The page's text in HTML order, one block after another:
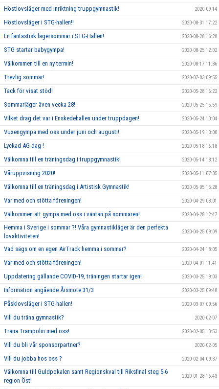
Höstlovsläger med inriktning truppgymnastik! 2020-09-14
Höstlovsläger i STG-hallen!! 2020-08-31 17:22
En fantastisk lägersommar i STG-Hallen! 2020-08-28 16:28
STG startar babygympa! 2020-08-25 12:02
Välkommen till en ny termin! 2020-08-17 11:36
Trevlig sommar! 2020-07-03 09:55
Tack för visat stöd! 2020-05-28 16:22
Sommarläger även vecka 28! 2020-05-25 15:59
Vilket drag det var i Enskedehallen under truppdagen! 2020-05-24 10:04
Vuxengympa med oss under juni och augusti! 2020-05-19 10:00
Lyckad AG-dag ! 2020-05-18 16:18
Välkomna till en träningsdag i truppgymnastik! 2020-05-14 18:12
Våruppvisning 2020! 2020-05-11 07:35
Välkomna till en träningsdag i Artistisk Gymnastik! 2020-05-05 15:28
Var med och stötta föreningen! 2020-04-29 08:01
Välkommen att gympa med oss i väntan på sommaren! 2020-04-28 12:47
Hemma i Sverige i sommar ?! Våra gymnastikläger är den perfekta
lovaktiviteten!
2020-04-25 09:09
Vad sägs om en egen AirTrack hemma i sommar? 2020-04-24 18:05
Var med och stötta föreningen! 2020-04-01 11:41
Uppdatering gällande COVID-19, träningen startar igen! 2020-03-25 19:03
Information angående Årsmöte 31/3 2020-03-25 09:48
Påsklovsläger i STG-hallen! 2020-03-07 09:56
Vill du träna gymnastik? 2020-02-07
Träna Trampolin med oss! 2020-02-05 13:53
Vill du bli vår sponsorpartner? 2020-02-05
Vill du jobba hos oss ? 2020-02-04 09:37
Välkomna till Guldpokalen samt Regionskval till Riksfinal steg 5-6
region Öst!
2020-01-28 16:43